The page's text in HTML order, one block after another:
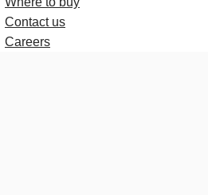
Contact us
Careers